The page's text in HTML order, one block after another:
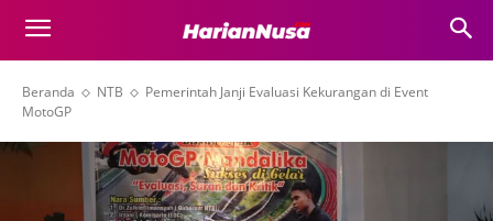
Beranda NTB
Pemerintah Janji Evaluasi Kekurangan di Event
MotoGP